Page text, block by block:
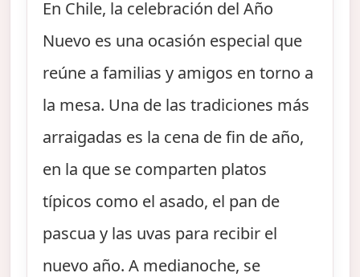
En Chile, la celebración del Año
Nuevo es una ocasión especial que
reúne a familias y amigos en torno a
la mesa. Una de las tradiciones más
arraigadas es la cena de fin de año,
en la que se comparten platos
típicos como el asado, el pan de
pascua y las uvas para recibir el
nuevo año. A medianoche, se